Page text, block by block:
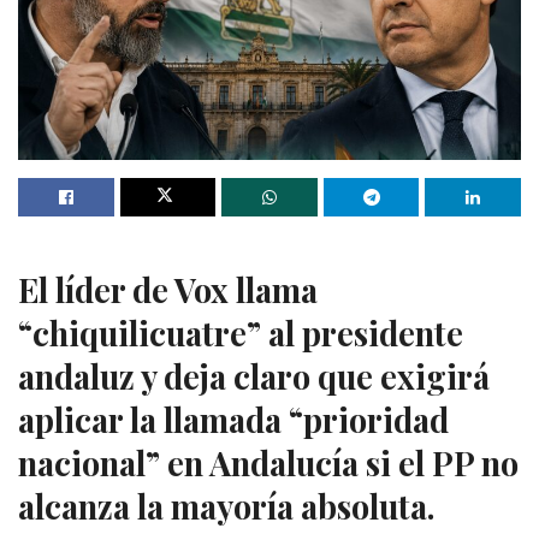
El líder de Vox llama
“chiquilicuatre” al presidente
andaluz y deja claro que exigirá
aplicar la llamada “prioridad
nacional” en Andalucía si el PP no
alcanza la mayoría absoluta.